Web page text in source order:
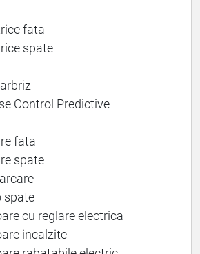
fata
spate
Control Predictive
fata
spate
spate
cu reglare electrica
incalzite